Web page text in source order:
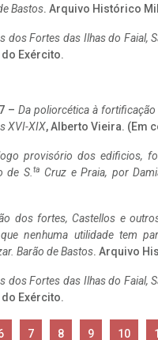
Bastos. Arquivo Histórico
dos Fortes das Ilhas do Faial,
Exército.
– Da poliorcética à
XVI-XIX, Alberto Vieira. (Em
provisório dos edificios,
de S. ta Cruz e Praia, por
dos fortes, Castellos e
nenhuma utilidade tem
Barão de Bastos. Arquivo
dos Fortes das Ilhas do Faial,
Exército.
7 8 9 10